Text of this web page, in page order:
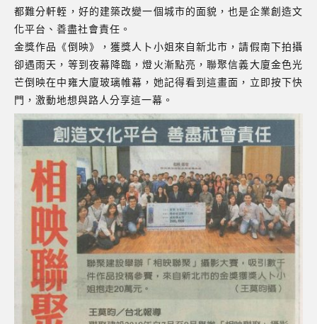
都難分軒輊，好的建築改變一個城市的面貌，也是企業創造文
化平台、善盡社會責任。
金獎作品《倒映》，獲獎人卜小姐來自新北市，請假南下拍攝
卻遇雨天，等到夜幕降臨，燈火漸點亮，聯聚信義大廈金色光
芒倒映在中雍大廈玻璃帷幕，她記得看到這畫面，立即按下快
門，激動地想與路人分享這一幕。